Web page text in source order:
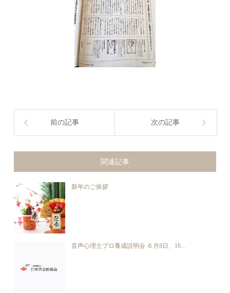
前の記事 次の記事
関連記事
新年のご挨拶
音声心理士プロ養成説明会 ６月8日、16...